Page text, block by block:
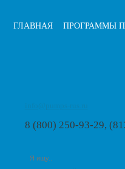
ГЛАВНАЯ ПРОГРАММЫ
8 (800) 250-93-29,